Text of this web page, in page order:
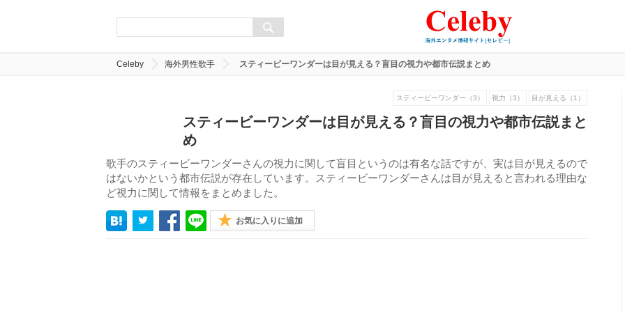
Celeby 海外男性歌手 スティービーワンダーは目が見える？盲目の視力や都市伝説まとめ
スティービーワンダー（3） 視力（3） 目が見える（1）
スティービーワンダーは目が見える？盲目の視力や都市伝説まと
め
歌手のスティービーワンダーさんの視力に関して盲目というのは有名な話ですが、実は目が見えるので
はないかという都市伝説が存在しています。スティービーワンダーさんは目が見えると言われる理由な
ど視力に関して情報をまとめました。
お気に入りに追加